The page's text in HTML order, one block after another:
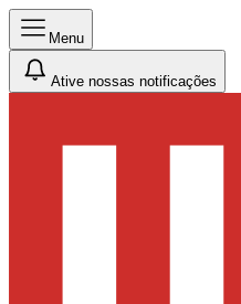
Menu
Ative nossas notificações